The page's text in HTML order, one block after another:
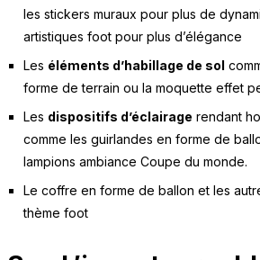
les stickers muraux pour plus de
artistiques foot pour plus d’élégance
Les éléments d’habillage de sol
forme de terrain ou la moquette effet
Les dispositifs d’éclairage rendant
comme les guirlandes en forme de
lampions ambiance Coupe du monde.
Le coffre en forme de ballon et les
thème foot